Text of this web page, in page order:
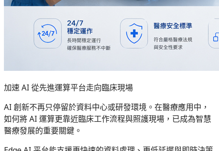
加速 AI 從先進運算平台走向臨床現場
AI 創新不再只停留於資料中心或研發環境。在醫療應用中，
如何將 AI 運算更靠近臨床工作流程與照護現場，已成為智慧
醫療發展的重要關鍵。